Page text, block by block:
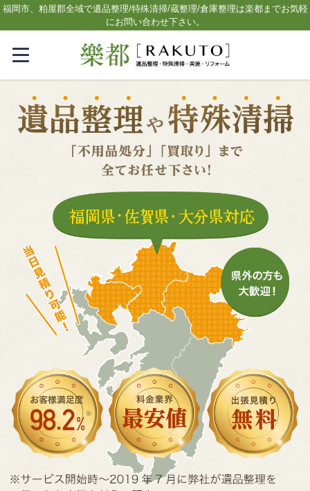
福岡市、粕屋郡全域で遺品整理/特殊清掃/蔵整理/倉庫整理は楽都までお気軽
にお問い合わせ下さい。